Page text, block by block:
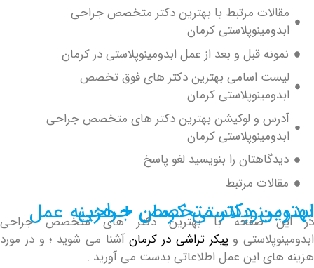
مرتبط با بهترین دکتر متخصص جراحی
کرمان
قبل و بعد از عمل ابدومینوپلاستی در کرمان
اسامی بهترین دکتر های فوق تخصص
کرمان
و لوکیشن بهترین دکتر های متخصص جراحی
کرمان
را بنویسید لغو پاسخ
مرتبط
متخصص جراحی ابدومینوپلاستی کرمان + هزینه عمل
صفحه با بهترین دکتر های متخصص جراحی
وپیکر تراشی در کرمانآشنا می شوید ؛ و در مورد
این عمل اطلاعاتی بدست می آورید .